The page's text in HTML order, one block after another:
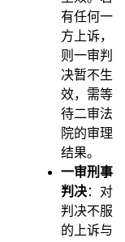
有任何一
方上诉，
则一审判
决暂不生
效，需等
待二审法
院的审理
结果。
一审刑事
判决：对
判决不服
的上诉与